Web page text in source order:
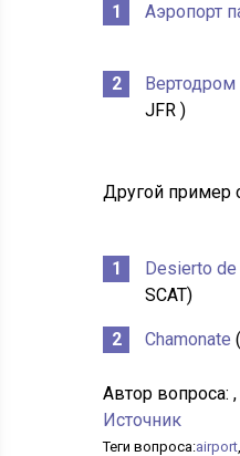
Аэропорт
JFR )
Другой пример
Desierto
SCAT)
Chamonate
Автор вопроса:
Источник
Теги вопроса:airport